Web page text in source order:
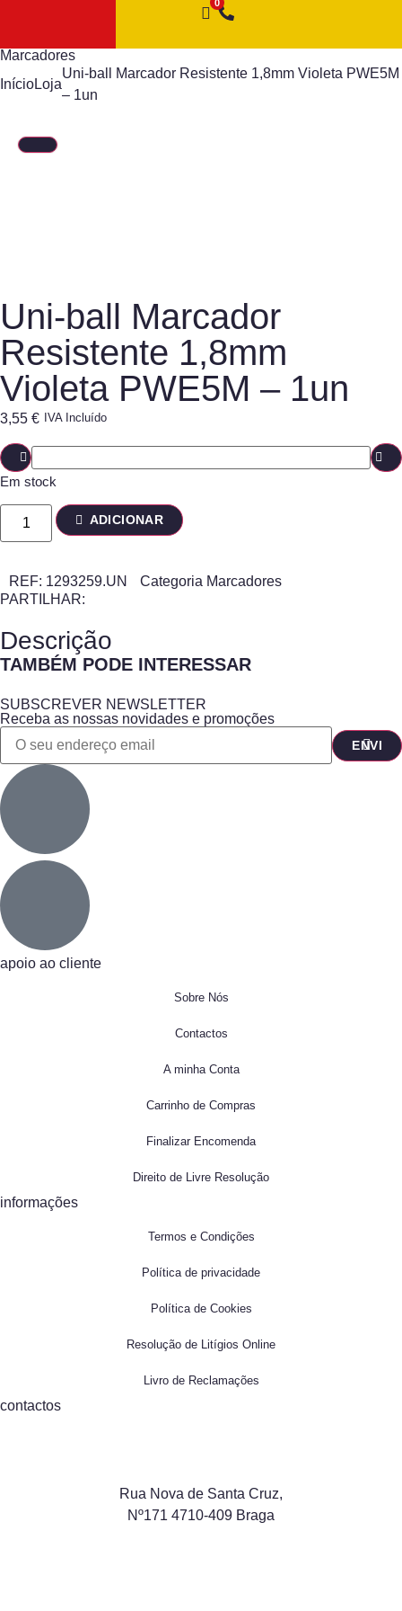
Marcadores
InícioLoja
Uni-ball Marcador Resistente 1,8mm Violeta PWE5M
– 1un
Uni-ball Marcador
Resistente 1,8mm
Violeta PWE5M – 1un
3,55 € IVA Incluído
Em stock
ADICIONAR
REF: 1293259.UN Categoria Marcadores
PARTILHAR:
Descrição
TAMBÉM PODE INTERESSAR
SUBSCREVER NEWSLETTER
Receba as nossas novidades e promoções
apoio ao cliente
Sobre Nós
Contactos
A minha Conta
Carrinho de Compras
Finalizar Encomenda
Direito de Livre Resolução
informações
Termos e Condições
Política de privacidade
Política de Cookies
Resolução de Litígios Online
Livro de Reclamações
contactos
Rua Nova de Santa Cruz,
Nº171 4710-409 Braga